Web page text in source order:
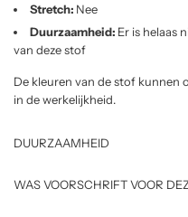
Stretch: Nee
Duurzaamheid: Er is helaas
van deze stof
De kleuren van de stof kunnen
in de werkelijkheid.
DUURZAAMHEID
WAS VOORSCHRIFT VOOR